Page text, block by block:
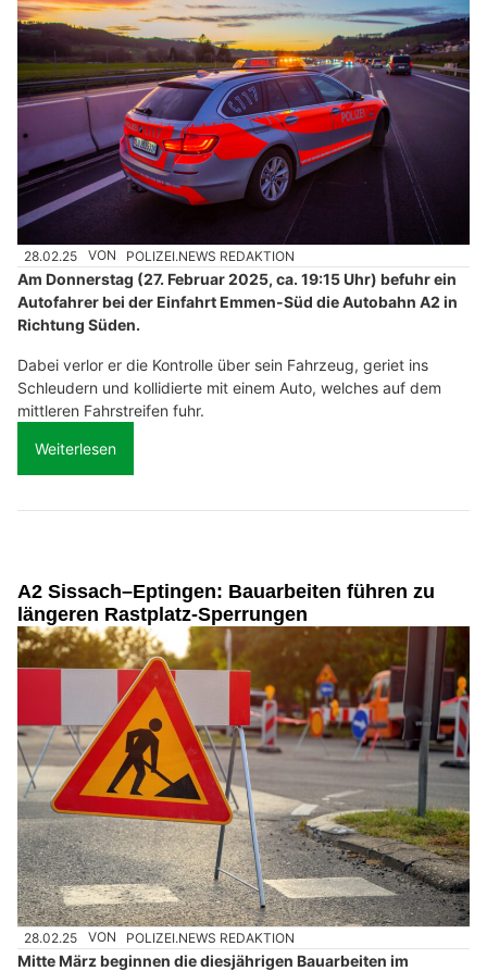
28.02.25 VON POLIZEI.NEWS REDAKTION
Am Donnerstag (27. Februar 2025, ca. 19:15 Uhr) befuhr ein
Autofahrer bei der Einfahrt Emmen-Süd die Autobahn A2 in
Richtung Süden.
Dabei verlor er die Kontrolle über sein Fahrzeug, geriet ins
Schleudern und kollidierte mit einem Auto, welches auf dem
mittleren Fahrstreifen fuhr.
Weiterlesen
A2 Sissach–Eptingen: Bauarbeiten führen zu
längeren Rastplatz-Sperrungen
28.02.25 VON POLIZEI.NEWS REDAKTION
Mitte März beginnen die diesjährigen Bauarbeiten im